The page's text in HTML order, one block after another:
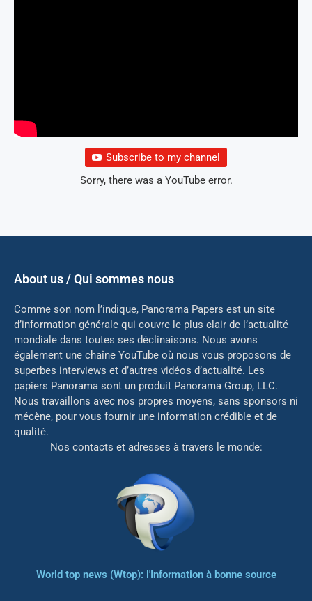
Subscribe to my channel
Sorry, there was a YouTube error.
About us / Qui sommes nous
Comme son nom l’indique, Panorama Papers est un site
d’information générale qui couvre le plus clair de l’actualité
mondiale dans toutes ses déclinaisons. Nous avons
également une chaîne YouTube où nous vous proposons de
superbes interviews et d’autres vidéos d’actualité. Les
papiers Panorama sont un produit Panorama Group, LLC.
Nous travaillons avec nos propres moyens, sans sponsors ni
mécène, pour vous fournir une information crédible et de
qualité.
Nos contacts et adresses à travers le monde:
World top news (Wtop): l'Information à bonne source